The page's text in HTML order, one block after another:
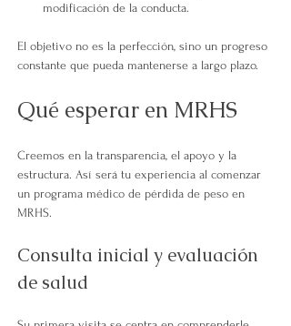
modificación de la conducta.
El objetivo no es la perfección, sino un progreso
constante que pueda mantenerse a largo plazo.
Qué esperar en MRHS
Creemos en la transparencia, el apoyo y la
estructura. Así será tu experiencia al comenzar
un programa médico de pérdida de peso en
MRHS.
Consulta inicial y evaluación
de salud